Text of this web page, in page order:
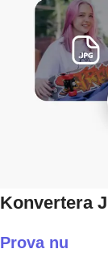
Konvertera
Prova nu